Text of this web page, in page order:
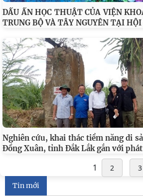
DẤU ẤN HỌC THUẬT CỦA VIỆN
TRUNG BỘ VÀ TÂY NGUYÊN TẠI
Nghiên cứu, khai thác tiềm năng di
Đồng Xuân, tỉnh Đắk Lắk gắn với
1 2 3
Tin mới
Đối thoại ICWA – VASS lần thứ 6: Thúc
Chiến lược Toàn diện tăng cường Việt
Viện Hàn lâm Khoa học xã hội Việt
trị và Hành chính quốc gia Lào ký Thỏa
Viện Khoa học xã hội vùng Trung Bộ
gia Chương trình làm việc với Sở Khoa
Viện Khoa học xã hội vùng Trung Bộ
việc với Sở Khoa học và Công nghệ tỉnh